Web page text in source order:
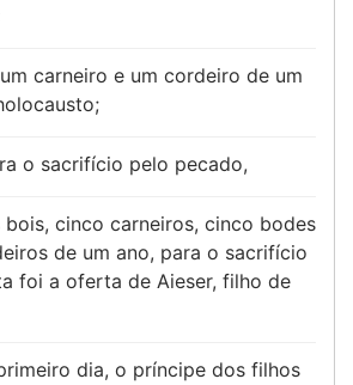
carneiro e um cordeiro de um
o sacrifício pelo pecado,
bois, cinco carneiros, cinco bodes
de um ano, para o sacrifício
foi a oferta de Aieser, filho de
dia, o príncipe dos filhos